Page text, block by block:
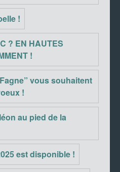
!
? EN HAUTES
!
vous souhaitent
!
au pied de la
est disponible !